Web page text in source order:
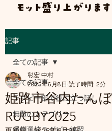
モット盛り上がります
記事
全ての記事
ラグビー部で役に立つ話し
無題のカテゴリー
全ての記事
姫路市谷内たんぼ
RUGBY2025
彰宏 中村
2025年6月8日 読了時間: 2分